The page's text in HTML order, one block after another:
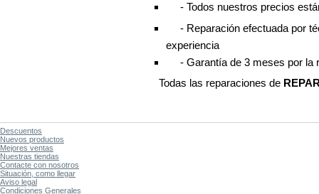
 - Todos nuestros precios
 - Reparación efectuada por
experiencia
 - Garantía de 3 meses por la
Todas las reparaciones de
Descuentos
Nuevos productos
Mejores ventas
Nuestras tiendas
Contacte con nosotros
Situación, como llegar
Aviso legal
Condiciones Generales